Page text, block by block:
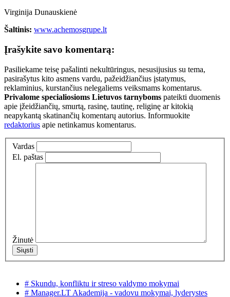
Virginija Dunauskienė
Šaltinis: www.achemosgrupe.lt
Įrašykite savo komentarą:
Pasiliekame teisę pašalinti nekultūringus, nesusijusius su tema,
pasirašytus kito asmens vardu, pažeidžiančius įstatymus,
reklaminius, kurstančius nelegaliems veiksmams komentarus.
Privalome specialiosioms Lietuvos tarnyboms pateikti duomenis
apie įžeidžiančių, smurtą, rasinę, tautinę, religinę ar kitokią
neapykantą skatinančių komentarų autorius. Informuokite
redaktorius apie netinkamus komentarus.
Vardas
El. paštas
Žinutė
# Skundu, konfliktu ir streso valdymo mokymai
# Manager.LT Akademija - vadovu mokymai, lyderystes